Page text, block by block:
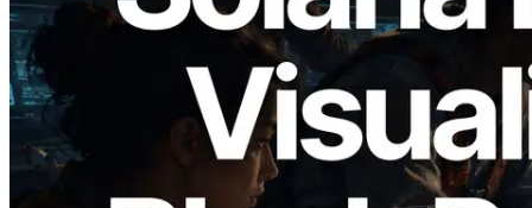
2026.05.24
Validators Solutions, Solana Block
Analyzer'ı Yayınladı — Slot Başına Blok
Üretim Süresi ve Görevli Doğrulayıcı
Görselleştirmesi